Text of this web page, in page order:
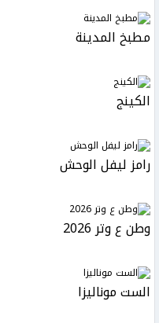
مطبخ المدينة
الكينج
رامز ليفل الوحش
وطن ع وتر 2026
الست موناليزا